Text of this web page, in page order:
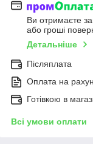
Ви отримаєте
або гроші
Детальніше
Післяплата
Оплата на
Готівкою в
Всі умови оплати